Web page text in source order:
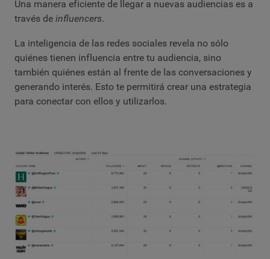
Una manera eficiente de llegar a nuevas audiencias es a
través de influencers.
La inteligencia de las redes sociales revela no sólo
quiénes tienen influencia entre tu audiencia, sino
también quiénes están al frente de las conversaciones y
generando interés. Esto te permitirá crear una estrategia
para conectar con ellos y utilizarlos.